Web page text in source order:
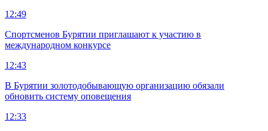
12:49
Спортсменов Бурятии приглашают к участию в
международном конкурсе
12:43
В Бурятии золотодобывающую организацию обязали
обновить систему оповещения
12:33